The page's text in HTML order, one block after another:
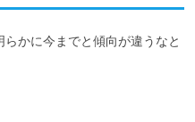
かに今までと傾向が違うなと